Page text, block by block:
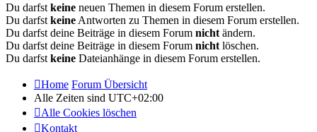
Du darfst keine neuen Themen in diesem Forum erstellen.
Du darfst keine Antworten zu Themen in diesem Forum erstellen.
Du darfst deine Beiträge in diesem Forum nicht ändern.
Du darfst deine Beiträge in diesem Forum nicht löschen.
Du darfst keine Dateianhänge in diesem Forum erstellen.
Home Forum Übersicht
Alle Zeiten sind UTC+02:00
Alle Cookies löschen
Kontakt